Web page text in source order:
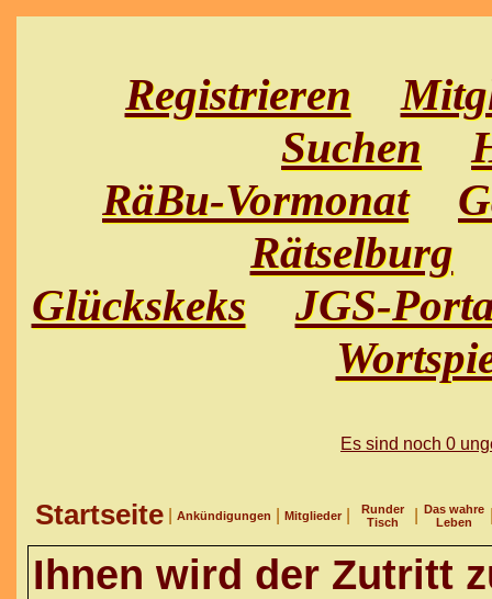
Registrieren
Suchen
RäBu-Vormonat
Rätselburg
Glückskeks
JGS-
Es sind noch 0
Startseite Ankündigungen Mitglieder
Runder
Tisch
Das wahre
Leben
Ihnen wird der Zutritt